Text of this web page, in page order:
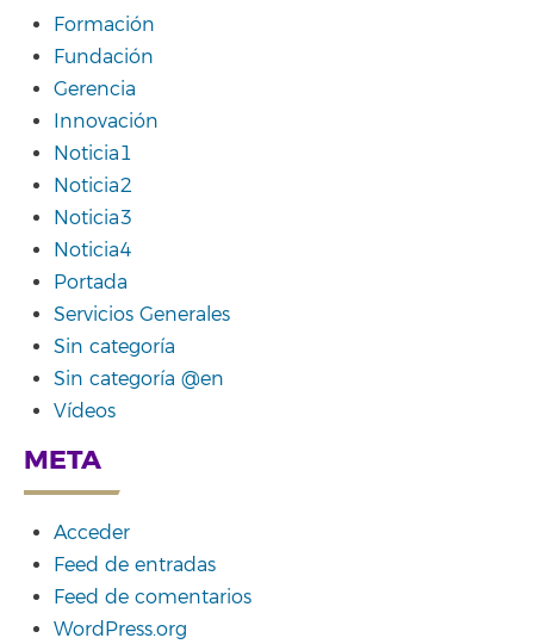
Formación
Fundación
Gerencia
Innovación
Noticia1
Noticia2
Noticia3
Noticia4
Portada
Servicios Generales
Sin categoría
Sin categoría @en
Vídeos
META
Acceder
Feed de entradas
Feed de comentarios
WordPress.org